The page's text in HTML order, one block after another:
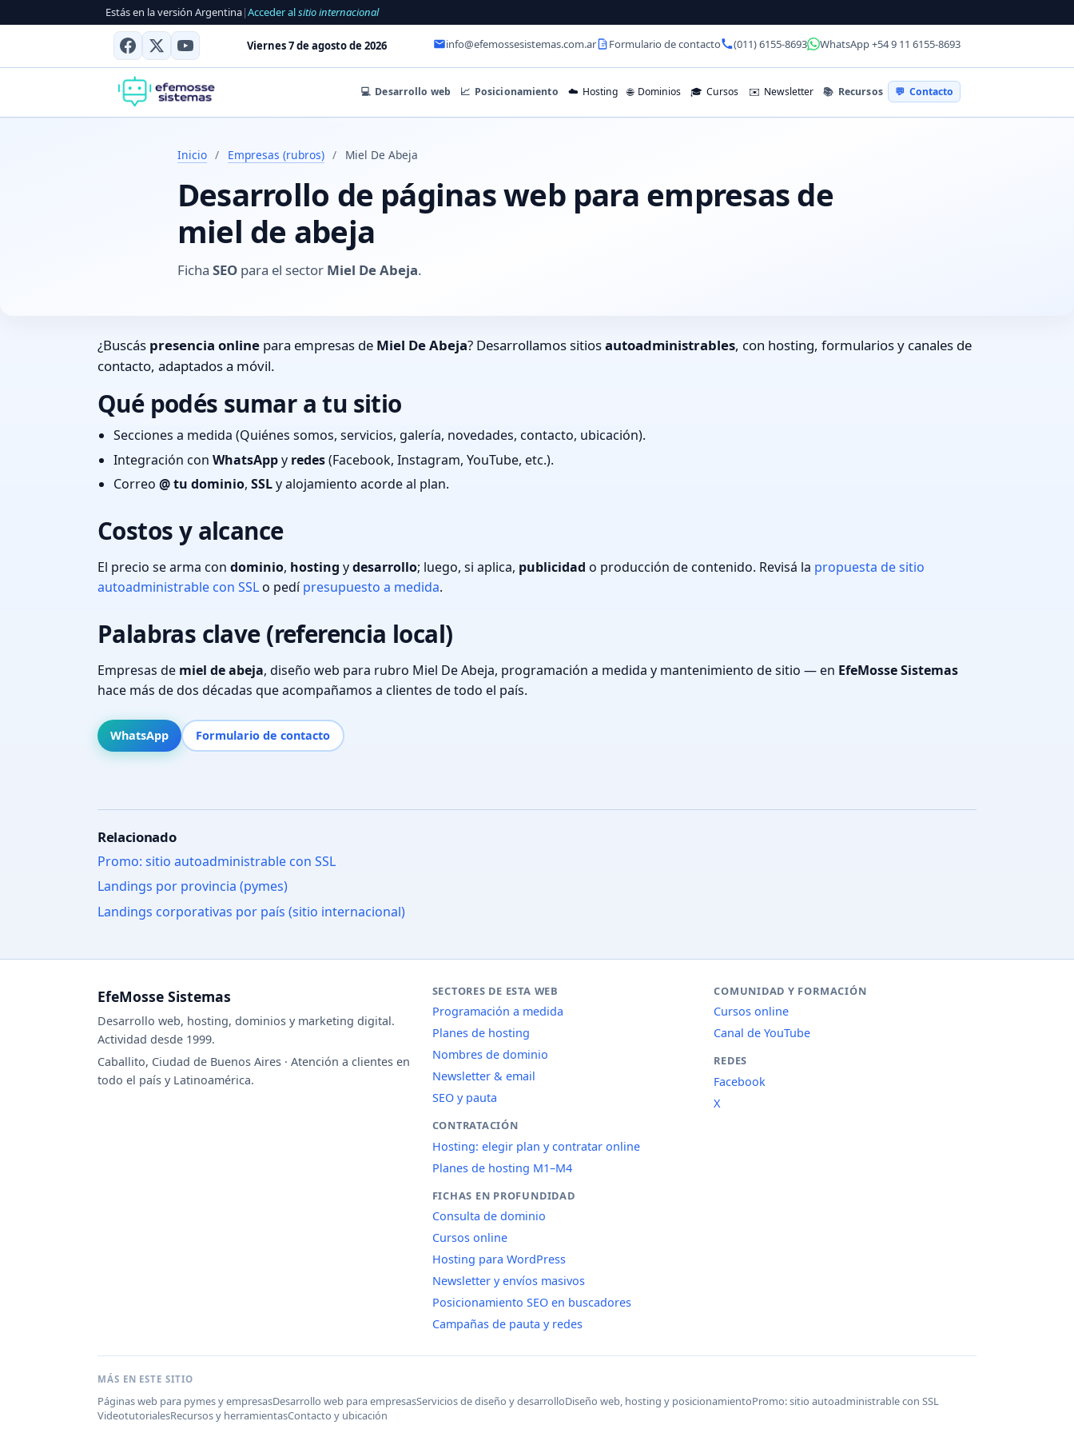
Estás en la versión Argentina|Acceder alsitio internacional
Viernes 7 de agosto de 2026 info@efemossesistemas.com.ar Formulario de contacto (011) 6155-8693 WhatsApp +54 9 11 6155-8693
💻 Desarrollo web 📈 Posicionamiento ☁️ Hosting 🌐 Dominios 🎓 Cursos ✉️ Newsletter 📚 Recursos 💬 Contacto
Inicio / Empresas (rubros) / Miel De Abeja
Desarrollo de páginas web para empresas de
miel de abeja
Ficha SEO para el sector Miel De Abeja.
¿Buscás presencia online para empresas de Miel De Abeja? Desarrollamos sitiosautoadministrables, con hosting, formularios y canales de
contacto, adaptados a móvil.
Qué podés sumar a tu sitio
Secciones a medida (Quiénes somos, servicios, galería, novedades, contacto, ubicación).
Integración con WhatsAppy redes(Facebook, Instagram, YouTube, etc.).
Correo @ tu dominio, SSLy alojamiento acorde al plan.
Costos y alcance
El precio se arma con dominio, hosting ydesarrollo; luego, si aplica, publicidad o producción de contenido. Revisá la propuesta de sitio
autoadministrable con SSLo pedípresupuesto a medida.
Palabras clave (referencia local)
Empresas de miel de abeja, diseño web para rubro Miel De Abeja, programación a medida y mantenimiento de sitio — en EfeMosse Sistemas
hace más de dos décadas que acompañamos a clientes de todo el país.
WhatsApp Formulario de contacto
Relacionado
Promo: sitio autoadministrable con SSL
Landings por provincia (pymes)
Landings corporativas por país (sitio internacional)
EfeMosse Sistemas
Desarrollo web, hosting, dominios y marketing digital.
Actividad desde 1999.
Caballito, Ciudad de Buenos Aires · Atención a clientes en
todo el país y Latinoamérica.
SECTORES DE ESTA WEB
Programación a medida
Planes de hosting
Nombres de dominio
Newsletter & email
SEO y pauta
CONTRATACIÓN
Hosting: elegir plan y contratar online
Planes de hosting M1–M4
FICHAS EN PROFUNDIDAD
Consulta de dominio
Cursos online
Hosting para WordPress
Newsletter y envíos masivos
Posicionamiento SEO en buscadores
Campañas de pauta y redes
COMUNIDAD Y FORMACIÓN
Cursos online
Canal de YouTube
REDES
Facebook
X
MÁS EN ESTE SITIO
Páginas web para pymes y empresasDesarrollo web para empresasServicios de diseño y desarrolloDiseño web, hosting y posicionamientoPromo: sitio autoadministrable con SSL
VideotutorialesRecursos y herramientasContacto y ubicación